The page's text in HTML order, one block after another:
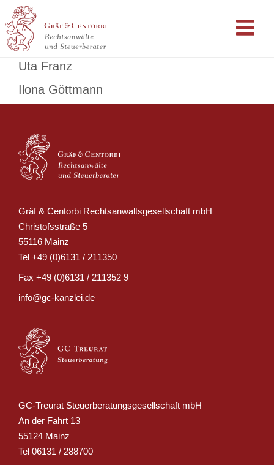
Uta Franz
Ilona Göttmann
Gräf & Centorbi Rechtsanwaltsgesellschaft mbH
Christofsstraße 5
55116 Mainz
Tel +49 (0)6131 / 211350
Fax +49 (0)6131 / 211352 9
info@gc-kanzlei.de
GC-Treurat Steuerberatungsgesellschaft mbH
An der Fahrt 13
55124 Mainz
Tel 06131 / 288700